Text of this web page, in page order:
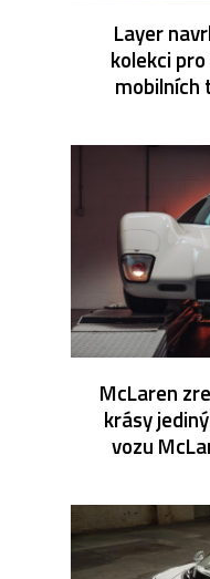
Layer
kolekci
mobilních
McLaren
krásy
vozu